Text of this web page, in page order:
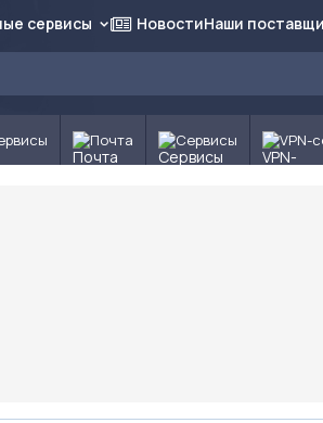
сервисы НовостиНаши
Почта Сервисы VPN-